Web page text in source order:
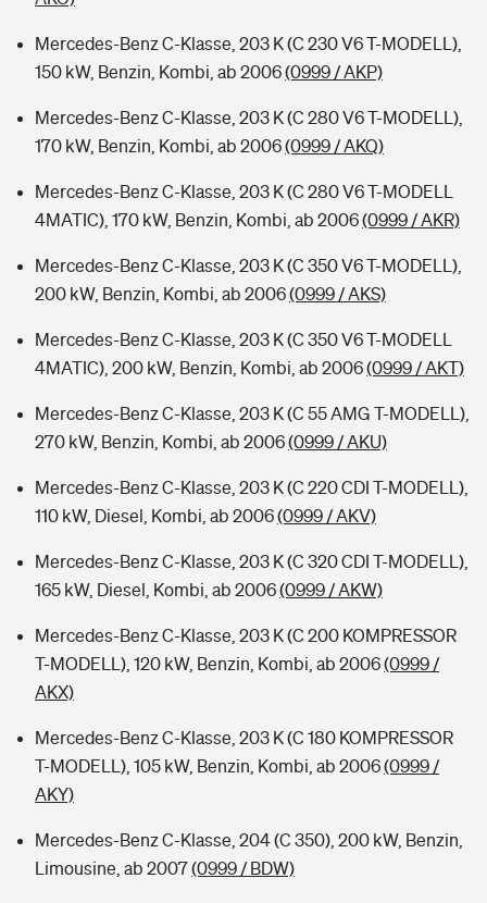
Mercedes-Benz C-Klasse, 203 K (C 230 V6 T-MODELL),
150 kW, Benzin, Kombi, ab 2006(0999 / AKP)
Mercedes-Benz C-Klasse, 203 K (C 280 V6 T-MODELL),
170 kW, Benzin, Kombi, ab 2006(0999 / AKQ)
Mercedes-Benz C-Klasse, 203 K (C 280 V6 T-MODELL
4MATIC), 170 kW, Benzin, Kombi, ab 2006(0999 / AKR)
Mercedes-Benz C-Klasse, 203 K (C 350 V6 T-MODELL),
200 kW, Benzin, Kombi, ab 2006(0999 / AKS)
Mercedes-Benz C-Klasse, 203 K (C 350 V6 T-MODELL
4MATIC), 200 kW, Benzin, Kombi, ab 2006(0999 / AKT)
Mercedes-Benz C-Klasse, 203 K (C 55 AMG T-MODELL),
270 kW, Benzin, Kombi, ab 2006(0999 / AKU)
Mercedes-Benz C-Klasse, 203 K (C 220 CDI T-MODELL),
110 kW, Diesel, Kombi, ab 2006(0999 / AKV)
Mercedes-Benz C-Klasse, 203 K (C 320 CDI T-MODELL),
165 kW, Diesel, Kombi, ab 2006(0999 / AKW)
Mercedes-Benz C-Klasse, 203 K (C 200 KOMPRESSOR
T-MODELL), 120 kW, Benzin, Kombi, ab 2006(0999 /
AKX)
Mercedes-Benz C-Klasse, 203 K (C 180 KOMPRESSOR
T-MODELL), 105 kW, Benzin, Kombi, ab 2006(0999 /
AKY)
Mercedes-Benz C-Klasse, 204 (C 350), 200 kW, Benzin,
Limousine, ab 2007(0999 / BDW)